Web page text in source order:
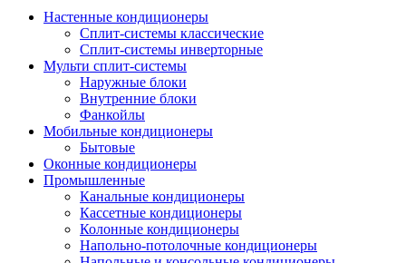
Настенные кондиционеры
Сплит-системы классические
Сплит-системы инверторные
Мульти сплит-системы
Наружные блоки
Внутренние блоки
Фанкойлы
Мобильные кондиционеры
Бытовые
Оконные кондиционеры
Промышленные
Канальные кондиционеры
Кассетные кондиционеры
Колонные кондиционеры
Напольно-потолочные кондиционеры